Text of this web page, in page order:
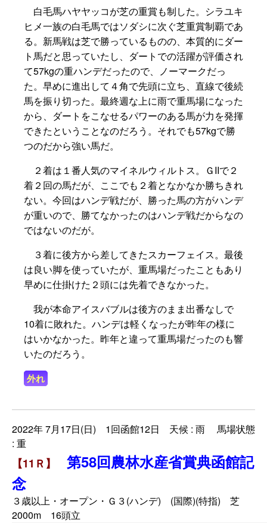
白毛馬ハヤヤッコが芝の重賞も制した。シラユキ
ヒメ一族の白毛馬ではソダシに次ぐ芝重賞制覇であ
る。新馬戦は芝で勝っているものの、本質的にダー
ト馬だと思っていたし、ダートでの活躍が評価され
て57kgの重ハンデだったので、ノーマークだっ
た。早めに進出して４角で先頭に立ち、直線で後続
馬を振り切った。最終週な上に雨で重馬場になった
から、ダートをこなせるパワーのある馬が力を発揮
できたということなのだろう。それでも57kgで勝
つのだから強い馬だ。
２着は１番人気のマイネルウィルトス。ＧIIで２
着２回の馬だが、ここでも２着となかなか勝ちきれ
ない。今回はハンデ戦だが、勝った馬の方がハンデ
が重いので、勝てなかったのはハンデ戦だからなの
ではないのだが。
３着に後方から差してきたスカーフェイス。最後
は良い脚を使っていたが、重馬場だったこともあり
早めに仕掛けた２頭には先着できなかった。
我が本命アイスバブルは後方のまま出番なしで
10着に敗れた。ハンデは軽くなったが昨年の様に
はいかなかった。昨年と違って重馬場だったのも響
いたのだろう。
外れ
2022年 7月17日(日) 1回函館12日 天候 : 雨 馬場状態
: 重
【11Ｒ】 第58回農林水産省賞典函館記
念
３歳以上・オープン・Ｇ３(ハンデ) (国際)(特指) 芝
2000m 16頭立